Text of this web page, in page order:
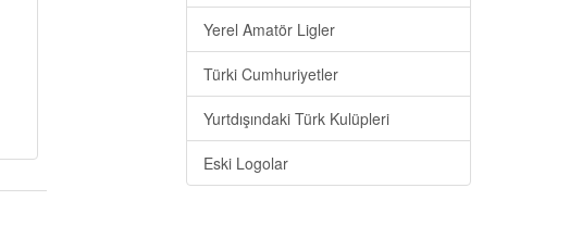
Yerel Amatör Ligler
Türki Cumhuriyetler
Yurtdışındaki Türk Kulüpleri
Eski Logolar